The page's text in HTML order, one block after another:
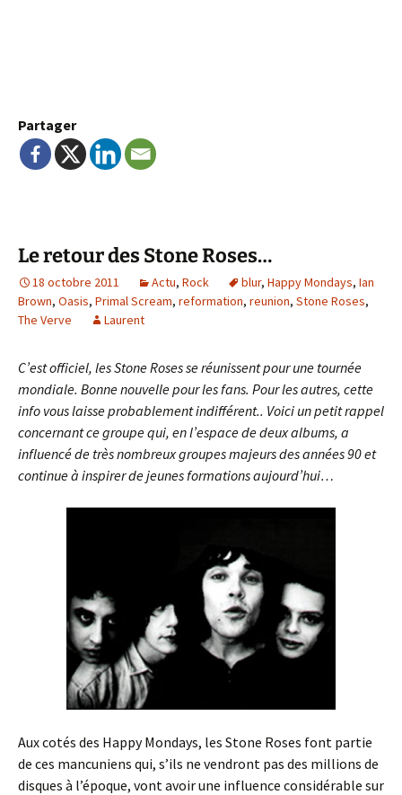
Partager
Le retour des Stone Roses…
18 octobre 2011 Actu, Rock blur, Happy Mondays, Ian
Brown, Oasis, Primal Scream, reformation, reunion, Stone Roses,
The Verve
Laurent
C’est officiel, les Stone Roses se réunissent pour une tournée
mondiale. Bonne nouvelle pour les fans. Pour les autres, cette
info vous laisse probablement indifférent.. Voici un petit rappel
concernant ce groupe qui, en l’espace de deux albums, a
influencé de très nombreux groupes majeurs des années 90 et
continue à inspirer de jeunes formations aujourd’hui…
Aux cotés des Happy Mondays, les Stone Roses font partie
de ces mancuniens qui, s’ils ne vendront pas des millions de
disques à l’époque, vont avoir une influence considérable sur